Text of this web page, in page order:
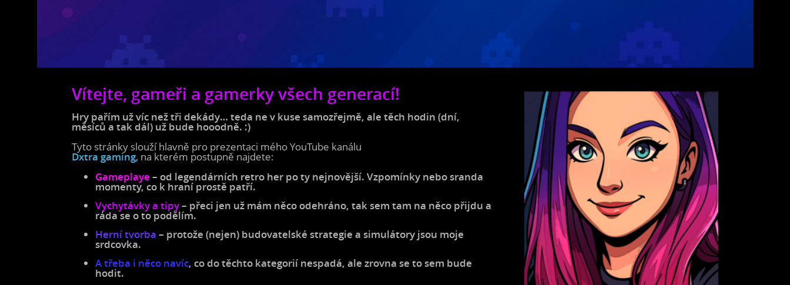
Vítejte, gameři a gamerky všech generací!
Hry pařím už víc než tři dekády… teda ne v kuse samozřejmě, ale těch hodin (dní,
měsíců a tak dál) už bude hooodně. :)
Tyto stránky slouží hlavně pro prezentaci mého YouTube kanálu
Dxtra gaming, na kterém postupně najdete:
Gameplaye – od legendárních retro her po ty nejnovější. Vzpomínky nebo sranda
momenty, co k hraní prostě patří.
Vychytávky a tipy– přeci jen už mám něco odehráno, tak sem tam na něco přijdu a
ráda se o to podělím.
Herní tvorba – protože (nejen) budovatelské strategie a simulátory jsou moje
srdcovka.
A třeba i něco navíc, co do těchto kategorií nespadá, ale zrovna se to sem bude
hodit.